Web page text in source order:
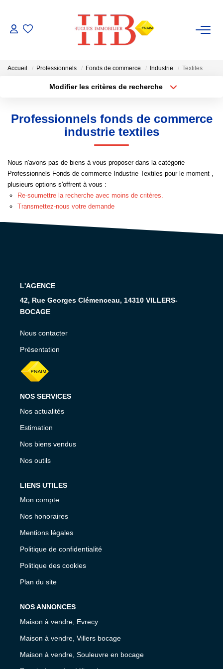
NOTRE AGENCE
Notre Équipe
RECRUTEMENT
Accueil Professionnels Fonds de commerce Industrie Textiles
Modifier les critères de recherche
Sélectionnez...
Type de bien
Surface min
Créer une alerte
Professionnels fonds de commerce
industrie textiles
Nous n'avons pas de biens à vous proposer dans la catégorie
Professionnels Fonds de commerce Industrie Textiles pour le moment ,
plusieurs options s'offrent à vous :
Re-soumettre la recherche avec moins de critères.
Transmettez-nous votre demande
L'AGENCE
42, Rue Georges Clémenceau, 14310 VILLERS-
BOCAGE
Nous contacter
Présentation
NOS SERVICES
Nos actualités
Estimation
Nos biens vendus
Nos outils
LIENS UTILES
Mon compte
Nos honoraires
Mentions légales
Politique de confidentialité
Politique des cookies
Plan du site
NOS ANNONCES
Maison à vendre, Evrecy
Maison à vendre, Villers bocage
Maison à vendre, Souleuvre en bocage